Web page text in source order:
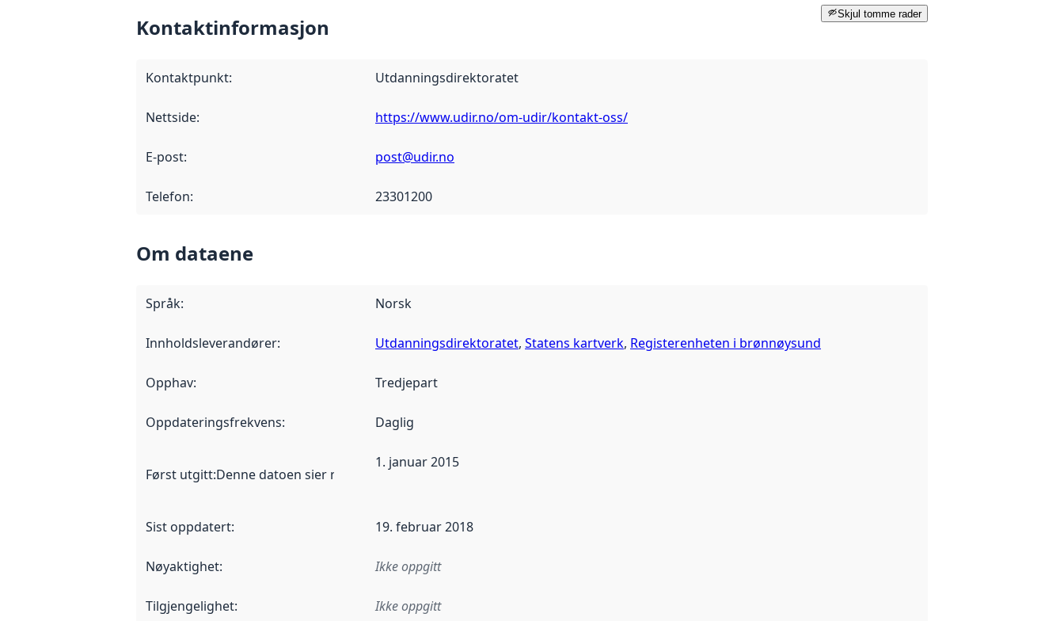
Skjul tomme rader
Kontaktinformasjon
Kontaktpunkt: Utdanningsdirektoratet
Nettside: https://www.udir.no/om-udir/kontakt-oss/
E-post: post@udir.no
Telefon: 23301200
Om dataene
Språk: Norsk
Innholdsleverandører: Utdanningsdirektoratet, Statens kartverk, Registerenheten i brønnøysund
Opphav: Tredjepart
Oppdateringsfrekvens: Daglig
Først utgitt:Denne datoen sier når dataene i dette datasettet første gang ble utgitt. Det kan ha skjedd før datasettet ble publisert på data.norge.no.
1. januar 2015
Sist oppdatert: 19. februar 2018
Nøyaktighet: Ikke oppgitt
Tilgjengelighet: Ikke oppgitt